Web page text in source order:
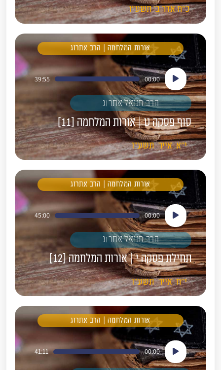
כ"חאדר ב'תשע"ו
אורות המלחמה | הרב אתרוג
נגן
אודיו
00:00
39:55
הרב חננאל אתרוג
סוף פסקה ט | אורות המלחמה [11]
י"א אייר תשע"ו
אורות המלחמה | הרב אתרוג
נגן
אודיו
00:00
45:00
הרב חננאל אתרוג
תחילת פסקה י | אורות המלחמה [12]
י"ח אייר תשע"ו
אורות המלחמה | הרב אתרוג
נגן
אודיו
00:00
41:11